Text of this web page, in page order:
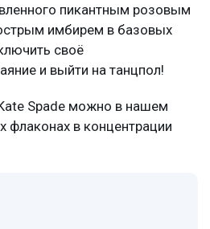
пикантным розовым
имбирем в базовых
своё
и выйти на танцпол!
Spade можно в нашем
флаконах в концентрации